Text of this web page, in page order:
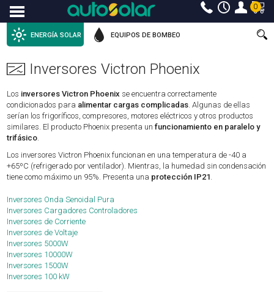
Menu 0
ENERGÍA SOLAR EQUIPOS DE BOMBEO
Inversores Victron Phoenix
Los inversores Victron Phoenix se encuentra correctamente
condicionados para alimentar cargas complicadas. Algunas de ellas
serían los frigoríficos, compresores, motores eléctricos y otros productos
similares. El producto Phoenix presenta unfuncionamiento en paralelo y
trifásico.
Los inversores Victron Phoenix funcionan en una temperatura de -40 a
+65ºC (refrigerado por ventilador). Mientras, la humedad sin condensación
tiene como máximo un 95%. Presenta una protección IP21.
Inversores Onda Senoidal Pura
Inversores Cargadores Controladores
Inversores de Corriente
Inversores de Voltaje
Inversores 5000W
Inversores 10000W
Inversores 1500W
Inversores 100 kW